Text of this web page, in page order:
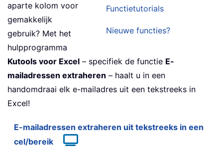
Functietutorials
Nieuwe functies?
aparte kolom voor
gemakkelijk
gebruik? Met het
hulpprogramma
Kutools voor Excel – specifiek de functie E-
mailadressen extraheren – haalt u in een
handomdraai elk e-mailadres uit een tekstreeks in
Excel!
E-mailadressen extraheren uit tekstreeks in een
cel/bereik